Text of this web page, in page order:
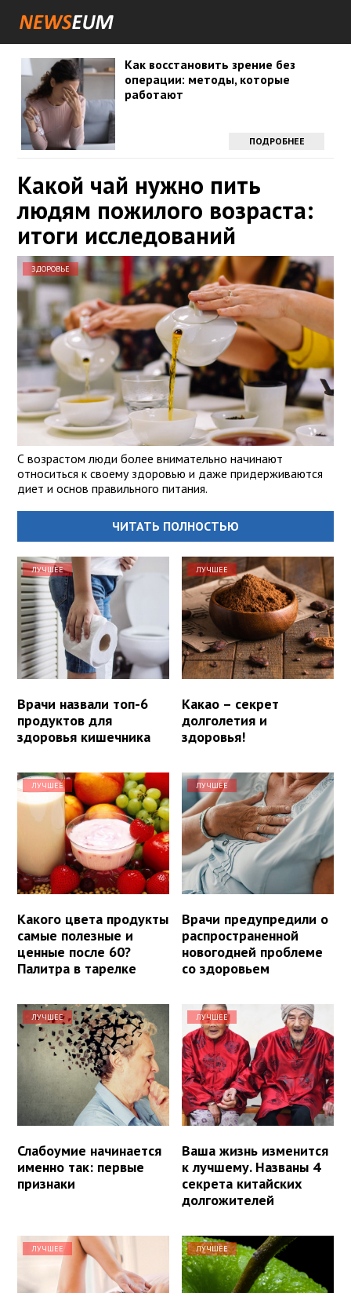
Как восстановить зрение без
операции: методы, которые
работают
ПОДРОБНЕЕ
Какой чай нужно пить
людям пожилого возраста:
итоги исследований
ЗДОРОВЬЕ
С возрастом люди более внимательно начинают
относиться к своему здоровью и даже придерживаются
диет и основ правильного питания.
ЧИТАТЬ ПОЛНОСТЬЮ
ЛУЧШЕЕ
Врачи назвали топ-6
продуктов для
здоровья кишечника
ЛУЧШЕЕ
Какао – секрет
долголетия и
здоровья!
ЛУЧШЕЕ
Какого цвета продукты
самые полезные и
ценные после 60?
Палитра в тарелке
ЛУЧШЕЕ
Врачи предупредили о
распространенной
новогодней проблеме
со здоровьем
ЛУЧШЕЕ
Слабоумие начинается
именно так: первые
признаки
ЛУЧШЕЕ
Ваша жизнь изменится
к лучшему. Названы 4
секрета китайских
долгожителей
ЛУЧШЕЕ ЛУЧШЕЕ